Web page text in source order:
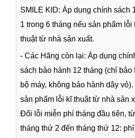
SMILE KID: Áp dụng chính sách
1 trong 6 tháng nếu sản phẩm lỗi
thuật từ nhà sản xuất.
- Các Hãng còn lại: Áp dụng
sách bảo hành 12 tháng (chỉ bảo
bộ máy, không bảo hành dây vỏ).
sản phẩm lỗi kĩ thuật từ nhà sản
Đổi lỗi miễn phí tháng đầu tiên, từ
tháng thứ 2 đến tháng thứ 12: